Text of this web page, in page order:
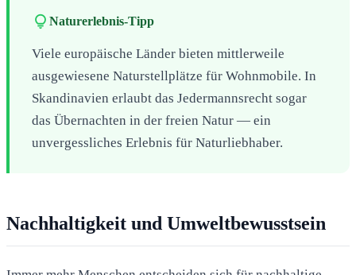
lightbulb Naturerlebnis-Tipp
Viele europäische Länder bieten mittlerweile
ausgewiesene Naturstellplätze für Wohnmobile. In
Skandinavien erlaubt das Jedermannsrecht sogar
das Übernachten in der freien Natur — ein
unvergessliches Erlebnis für Naturliebhaber.
Nachhaltigkeit und Umweltbewusstsein